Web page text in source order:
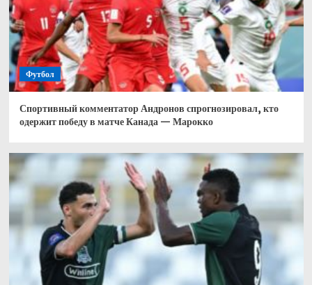
Футбол
Спортивный комментатор Андронов спрогнозировал, кто
одержит победу в матче Канада — Марокко